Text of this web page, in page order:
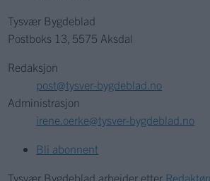
Tysvær Bygdeblad
Postboks 13, 5575 Aksdal
Redaksjon
post@tysver-bygdeblad.no
Administrasjon
irene.oerke@tysver-bygdeblad.no
Bli abonnent
Tysvær Bygdeblad arbeider etter